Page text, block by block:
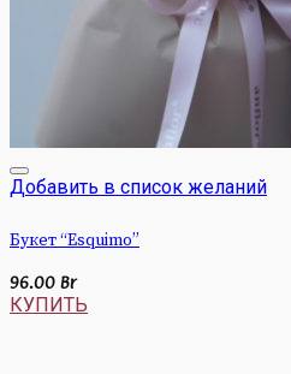
Добавить в список желаний
Букет “Esquimo”
96.00 Br
КУПИТЬ